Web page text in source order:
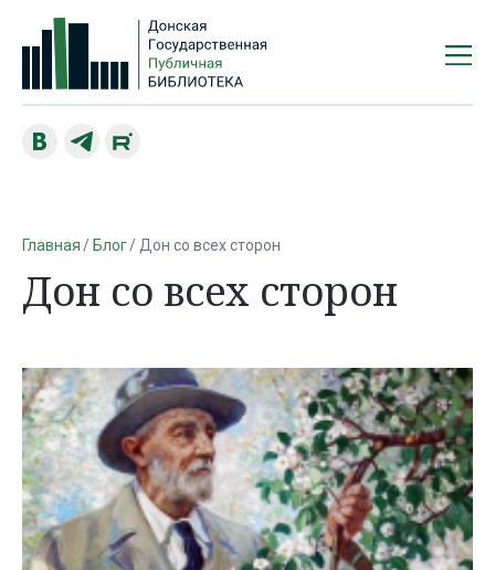
Главная Блог Дон со всех сторон
Дон со всех сторон